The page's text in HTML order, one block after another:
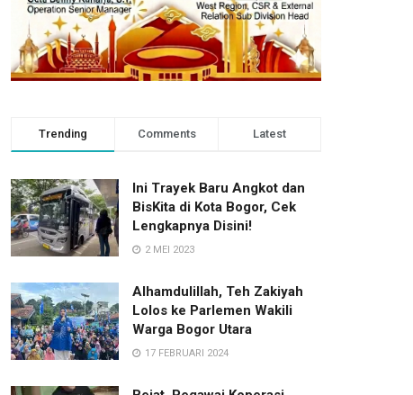
Trending Comments Latest
Ini Trayek Baru Angkot dan
BisKita di Kota Bogor, Cek
Lengkapnya Disini!
2 MEI 2023
Alhamdulillah, Teh Zakiyah
Lolos ke Parlemen Wakili
Warga Bogor Utara
17 FEBRUARI 2024